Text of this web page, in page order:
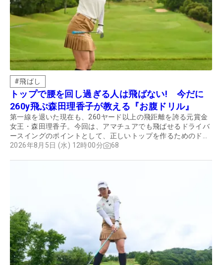
#飛ばし
トップで腰を回し過ぎる人は飛ばない! 今だに
260y飛ぶ森田理香子が教える『お腹ドリル』
第一線を退いた現在も、260ヤード以上の飛距離を誇る元賞金
女王・森田理香子。今回は、アマチュアでも飛ばせるドライバ
ースイングのポイントとして、正しいトップを作るためのドリ
ルについて聞いた。
2026年8月5日 (水) 12時00分 68